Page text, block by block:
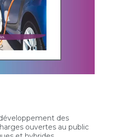
des
ouvertes au public